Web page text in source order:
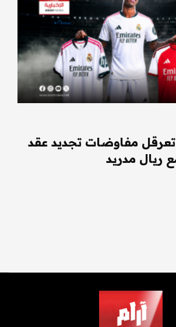
تعرقل مفاوضات تجديد عقد
ريال مدريد